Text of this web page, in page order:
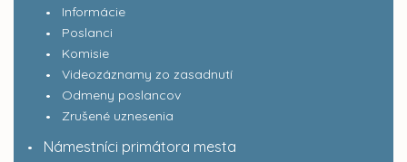
Informácie
Poslanci
Komisie
Videozáznamy zo zasadnutí
Odmeny poslancov
Zrušené uznesenia
Námestníci primátora mesta